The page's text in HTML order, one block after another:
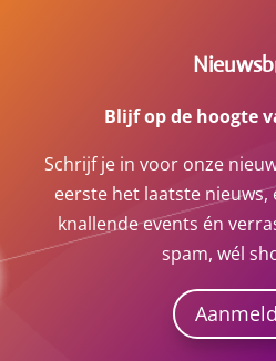
Blijf op de hoogte
Schrijf je in voor onze
eerste het laatste nieuws,
knallende events én
spam, wél